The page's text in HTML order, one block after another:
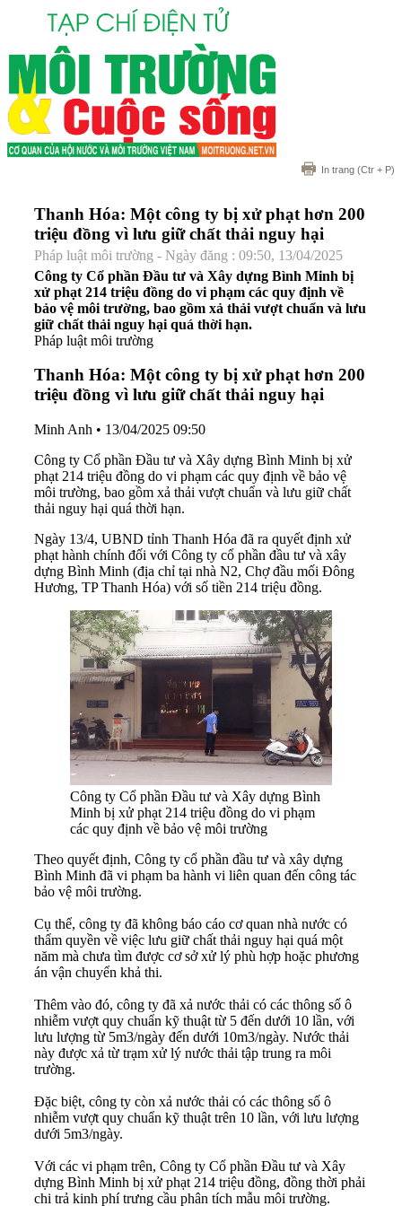
In trang (Ctr + P)
Thanh Hóa: Một công ty bị xử phạt hơn 200
triệu đồng vì lưu giữ chất thải nguy hại
Pháp luật môi trường - Ngày đăng : 09:50, 13/04/2025
Công ty Cổ phần Đầu tư và Xây dựng Bình Minh bị
xử phạt 214 triệu đồng do vi phạm các quy định về
bảo vệ môi trường, bao gồm xả thải vượt chuẩn và lưu
giữ chất thải nguy hại quá thời hạn.
Pháp luật môi trường
Thanh Hóa: Một công ty bị xử phạt hơn 200
triệu đồng vì lưu giữ chất thải nguy hại
Minh Anh • 13/04/2025 09:50
Công ty Cổ phần Đầu tư và Xây dựng Bình Minh bị xử
phạt 214 triệu đồng do vi phạm các quy định về bảo vệ
môi trường, bao gồm xả thải vượt chuẩn và lưu giữ chất
thải nguy hại quá thời hạn.
Ngày 13/4, UBND tỉnh Thanh Hóa đã ra quyết định xử
phạt hành chính đối với Công ty cổ phần đầu tư và xây
dựng Bình Minh (địa chỉ tại nhà N2, Chợ đầu mối Đông
Hương, TP Thanh Hóa) với số tiền 214 triệu đồng.
Công ty Cổ phần Đầu tư và Xây dựng Bình
Minh bị xử phạt 214 triệu đồng do vi phạm
các quy định về bảo vệ môi trường
Theo quyết định, Công ty cổ phần đầu tư và xây dựng
Bình Minh đã vi phạm ba hành vi liên quan đến công tác
bảo vệ môi trường.
Cụ thể, công ty đã không báo cáo cơ quan nhà nước có
thẩm quyền về việc lưu giữ chất thải nguy hại quá một
năm mà chưa tìm được cơ sở xử lý phù hợp hoặc phương
án vận chuyển khả thi.
Thêm vào đó, công ty đã xả nước thải có các thông số ô
nhiễm vượt quy chuẩn kỹ thuật từ 5 đến dưới 10 lần, với
lưu lượng từ 5m3/ngày đến dưới 10m3/ngày. Nước thải
này được xả từ trạm xử lý nước thải tập trung ra môi
trường.
Đặc biệt, công ty còn xả nước thải có các thông số ô
nhiễm vượt quy chuẩn kỹ thuật trên 10 lần, với lưu lượng
dưới 5m3/ngày.
Với các vi phạm trên, Công ty Cổ phần Đầu tư và Xây
dựng Bình Minh bị xử phạt 214 triệu đồng, đồng thời phải
chi trả kinh phí trưng cầu phân tích mẫu môi trường.